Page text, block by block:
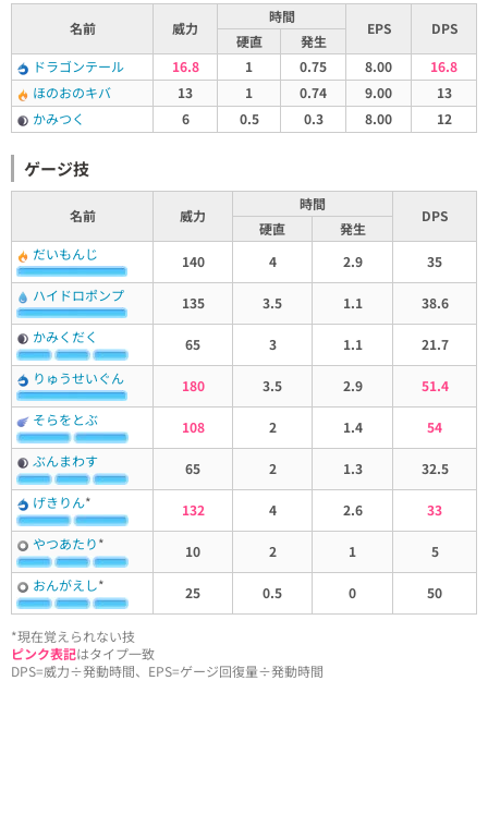
名前 威力
時間
EPS DPS
硬直
発生
ドラゴンテール
16.8 1 0.75 8.00
16.8
ほのおのキバ
13 1 0.74 9.00
13
かみつく
6 0.5 0.3 8.00 12
ゲージ技
名前 威力
時間
DPS
硬直
発生
だいもんじ
140 4 2.9
35
ハイドロポンプ
135 3.5 1.1
38.6
かみくだく
65 3 1.1
21.7
りゅうせいぐん
180 3.5 2.9
51.4
そらをとぶ
108 2 1.4
54
ぶんまわす
65 2 1.3
32.5
げきりん* 132 4 2.6
33
やつあたり* 10 2 1
5
おんがえし* 25 0.5 0 50
*現在覚えられない技
ピンク表記はタイプ一致
DPS=威力÷発動時間、EPS=ゲージ回復量÷発動時間